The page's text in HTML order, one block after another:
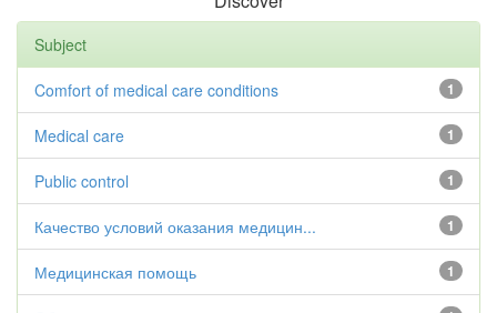
Subject
1
Comfort of medical care conditions
1
Medical care
1
Public control
1
Качество условий оказания медицин...
1
Медицинская помощь